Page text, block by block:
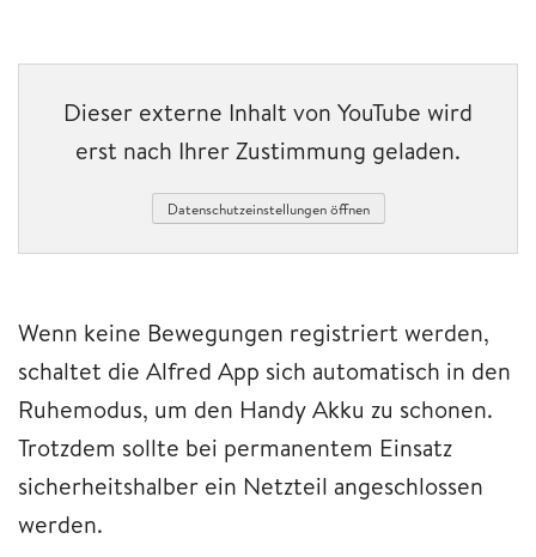
Dieser externe Inhalt von YouTube wird
erst nach Ihrer Zustimmung geladen.
Datenschutzeinstellungen öffnen
Wenn keine Bewegungen registriert werden,
schaltet die Alfred App sich automatisch in den
Ruhemodus, um den Handy Akku zu schonen.
Trotzdem sollte bei permanentem Einsatz
sicherheitshalber ein Netzteil angeschlossen
werden.